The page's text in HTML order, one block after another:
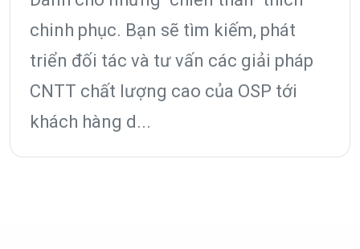
chinh phục. Bạn sẽ tìm kiếm, phát
triển đối tác và tư vấn các giải pháp
CNTT chất lượng cao của OSP tới
khách hàng d...